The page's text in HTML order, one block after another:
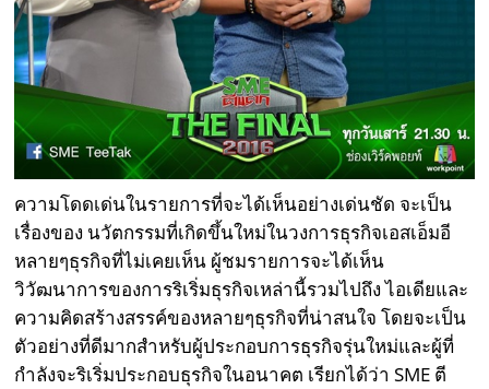
ความโดดเด่นในรายการที่จะได้เห็นอย่างเด่นชัด จะเป็น
เรื่องของ นวัตกรรมที่เกิดขึ้นใหม่ในวงการธุรกิจเอสเอ็มอี
หลายๆธุรกิจที่ไม่เคยเห็น ผู้ชมรายการจะได้เห็น
วิวัฒนาการของการริเริ่มธุรกิจเหล่านี้รวมไปถึง ไอเดียและ
ความคิดสร้างสรรค์ของหลายๆธุรกิจที่น่าสนใจ โดยจะเป็น
ตัวอย่างที่ดีมากสำหรับผู้ประกอบการธุรกิจรุ่นใหม่และผู้ที่
กำลังจะริเริ่มประกอบธุรกิจในอนาคต เรียกได้ว่า SME ตี